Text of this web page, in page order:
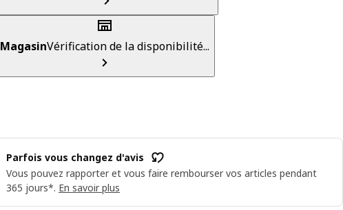
MagasinVérification de la disponibilité...
Parfois vous changez d'avis
Vous pouvez rapporter et vous faire rembourser vos articles pendant
365 jours*. En savoir plus